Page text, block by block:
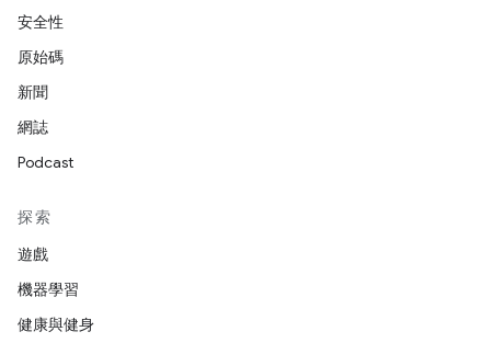
安全性
原始碼
新聞
網誌
Podcast
探索
遊戲
機器學習
健康與健身